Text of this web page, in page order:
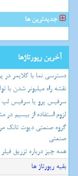
جدیدترین ها
آخرین رپورتاژها
دسترسی نما با کلایمر در
نقشه راه میلیونر شدن با
سرفیس پرو یا سرفیس لپ
لزوم استفاده از بیسیم
گروه صنعتی دپوت تانک
صنعتی
همه چیز درباره تزریق
بقیه رپورتاژ ها